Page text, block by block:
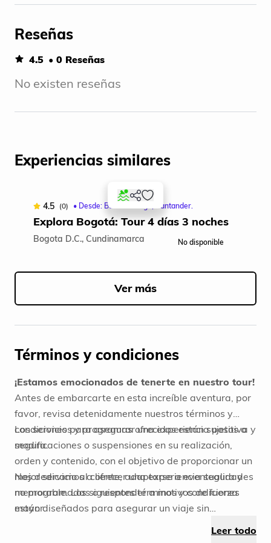
Reseñas
4.5 • 0 Reseñas
No existen reseñas
Experiencias similares
4.5 (0) • Desde: Bucaramanga, Santander.
Explora Bogotá: Tour 4 días 3 noches
Bogota D.C., Cundinamarca No disponible
1
5
Ver más
Términos y condiciones
¡Estamos emocionados de tenerte en nuestro tour!
Antes de embarcarte en esta increíble aventura, por
favor, revisa detenidamente nuestros términos y
condiciones para asegurar una experiencia positiva y
segura.
Los servicios y programas ofrecidos están sujetos a
modificaciones o suspensiones en su realización,
orden y contenido, con el objetivo de proporcionar un
mejor servicio al cliente, adaptarse a eventualidades
no programadas o responder a motivos de fuerza
mayor.
Nos dedicamos a ofrecer una experiencia segura y
memorable. Los siguientes términos y condiciones
están diseñados para asegurar un viaje sin
en ponerte en contacto con nosotros. ¡Estamos
Leer todo